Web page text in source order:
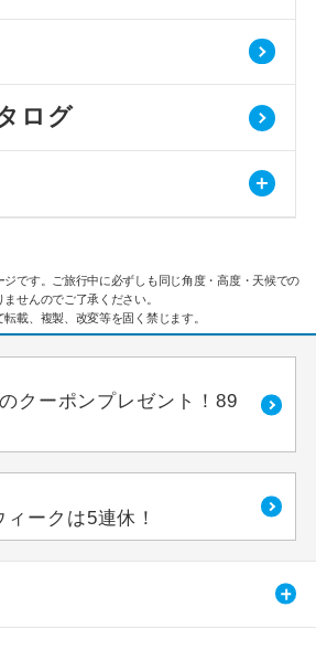
ログ
です。ご旅行中に必ずしも同じ角度・高度・天候での
せんのでご了承ください。
載、複製、改変等を固く禁じます。
クーポンプレゼント！89
ークは5連休！